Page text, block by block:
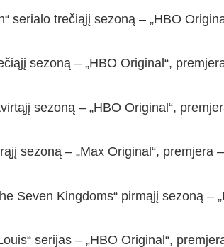
serialo trečiąjį sezoną – „HBO
sezoną – „HBO Original“,
sezoną – „HBO Original“,
sezoną – „Max Original“, premjera
Seven Kingdoms“ pirmąjį sezoną –
serijas – „HBO Original“,